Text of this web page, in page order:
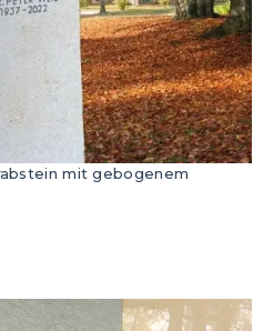
mit gebogenem